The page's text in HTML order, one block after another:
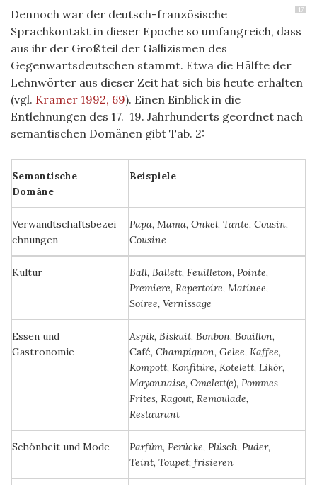
17
Dennoch war der deutsch-französische
Sprachkontakt in dieser Epoche so umfangreich, dass
aus ihr der Großteil der Gallizismen des
Gegenwartsdeutschen stammt. Etwa die Hälfte der
Lehnwörter aus dieser Zeit hat sich bis heute erhalten
(vgl. Kramer 1992, 69). Einen Einblick in die
Entlehnungen des 17.‒19. Jahrhunderts geordnet nach
semantischen Domänen gibt Tab. 2:
Semantische
Domäne
Beispiele
Verwandtschaftsbezei
chnungen
Papa, Mama, Onkel, Tante, Cousin,
Cousine
Kultur Ball, Ballett, Feuilleton, Pointe,
Premiere, Repertoire, Matinee,
Soiree, Vernissage
Essen und
Gastronomie
Aspik, Biskuit, Bonbon, Bouillon,
Café, Champignon, Gelee, Kaffee,
Kompott, Konfitüre, Kotelett, Likör,
Mayonnaise, Omelett(e), Pommes
Frites, Ragout, Remoulade,
Restaurant
Schönheit und Mode Parfüm, Perücke, Plüsch, Puder,
Teint, Toupet; frisieren